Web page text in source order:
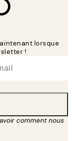
lorsque
!
comment nous